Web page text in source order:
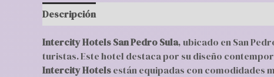
Descripción
Intercity Hotels San Pedro Sula, ubicado en San
turistas. Este hotel destaca por su diseño
Intercity Hotelsestán equipadas con comodidades